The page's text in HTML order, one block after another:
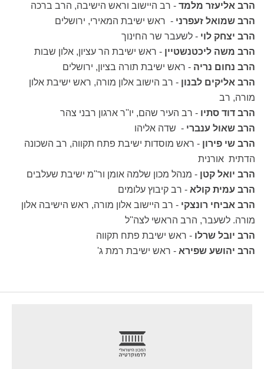
הרב אליעזר מלמד - רב היישוב וראש הישיבה, הרב ברכה
הרב שמואל זעפרני - ראש ישיבת המאירי, ירושלים
הרב יצחק לוי - לשעבר שר החינוך
הרב משה ליכטנשטיין - ראש ישיבת הר עציון, אלון שבות
הרב נחום נריה - ראש ישיבת תורה בציון, ירושלים
הרב אליקים לבנון - רב הישוב אלון מורה, ראש ישיבת אלון
מורה, רב
הרב דוד סתיו - רב העיר שהם, יו''ר ארגון רבני צהר
הרב שאול ענברי - שדה אליהו
הרב שי פירון - ראש מוסדות ישיבת פתח תקווה, רב השכונה
הדתית אורנית
הרב יואל קטן - מנהל מכון שלמה אומן ור''מ ישיבת שעלבים
הרב עמית קולא - רב קיבוץ עלומים
הרב אביחי רונצקי - רב היישוב אלון מורה, ראש הישיבה אלון
מורה. לשעבר, הרב הראשי לצה''ל
הרב יובל שרלו - ראש ישיבת פתח תקווה
הרב יהושע שפירא - ראש ישיבת רמת ג'